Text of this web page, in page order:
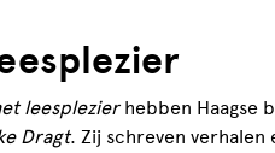
leesplezierhebben Haagse
Dragt. Zij schreven